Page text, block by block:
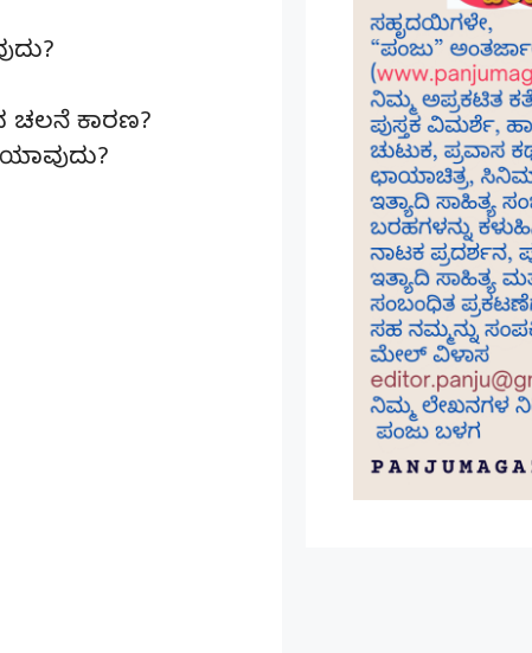
ಚಲನೆ ಕಾರಣ?